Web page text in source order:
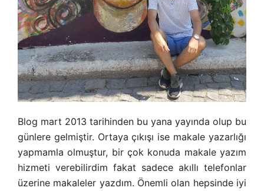
Blog mart 2013 tarihinden bu yana yayında olup bu
günlere gelmiştir. Ortaya çıkışı ise makale yazarlığı
yapmamla olmuştur, bir çok konuda makale yazım
hizmeti verebilirdim fakat sadece akıllı telefonlar
üzerine makaleler yazdım. Önemli olan hepsinde iyi